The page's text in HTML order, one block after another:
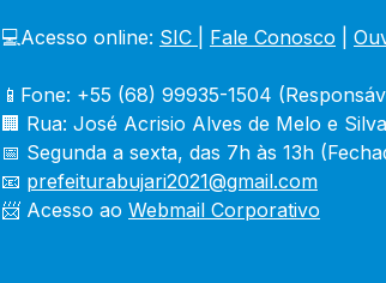
💻Acesso online: SIC Fale Conosco
📱Fone: +55 (68) 99935-1504
🏢 Rua: José Acrisio Alves de Melo e
📅 Segunda a sexta, das 7h às 13h
📧 prefeiturabujari2021@gmail.com
📨 Acesso ao Webmail Corporativo